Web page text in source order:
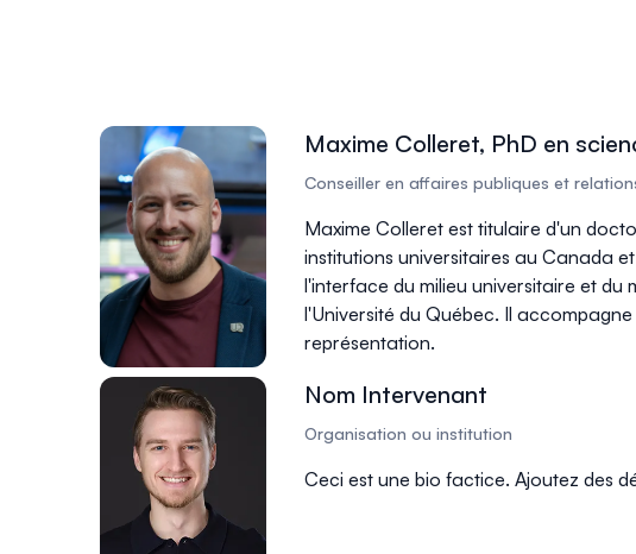
Maxime Colleret, PhD en
Conseiller en affaires publiques et
Maxime Colleret est titulaire d'un
institutions universitaires au Canada
l'interface du milieu universitaire et
l'Université du Québec. Il accompagne
représentation.
Nom Intervenant
Organisation ou institution
Ceci est une bio factice. Ajoutez des